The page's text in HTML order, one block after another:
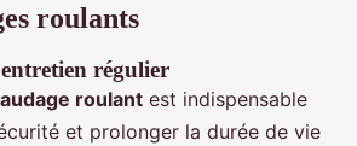
roulants
régulier
roulant est indispensable
et prolonger la durée de vie